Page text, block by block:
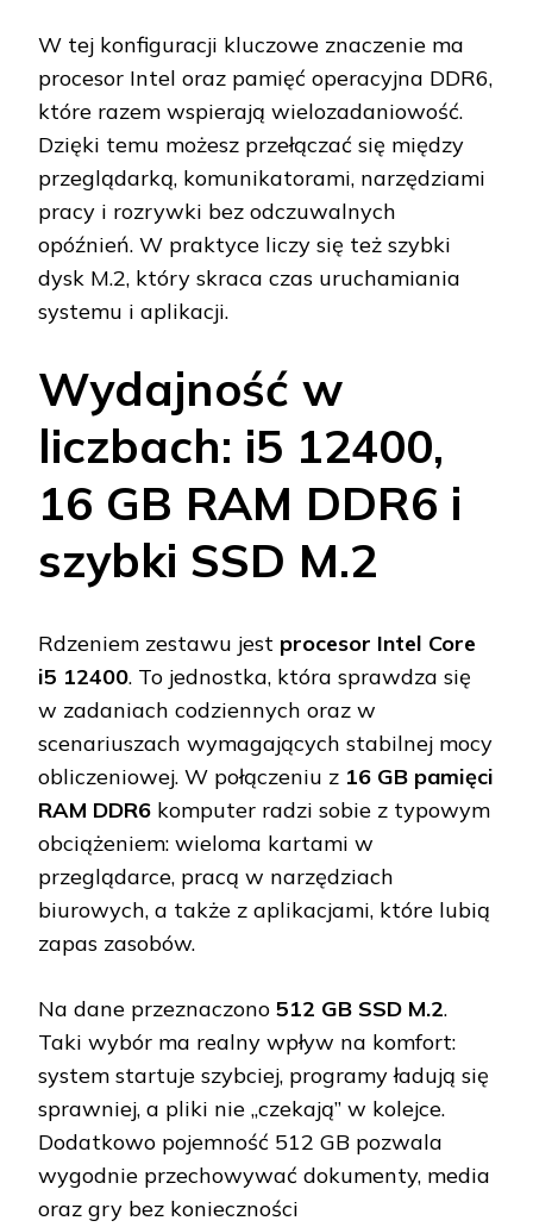
W tej konfiguracji kluczowe znaczenie ma
procesor Intel oraz pamięć operacyjna DDR6,
które razem wspierają wielozadaniowość.
Dzięki temu możesz przełączać się między
przeglądarką, komunikatorami, narzędziami
pracy i rozrywki bez odczuwalnych
opóźnień. W praktyce liczy się też szybki
dysk M.2, który skraca czas uruchamiania
systemu i aplikacji.
Wydajność w
liczbach: i5 12400,
16 GB RAM DDR6 i
szybki SSD M.2
Rdzeniem zestawu jest procesor Intel Core
i5 12400. To jednostka, która sprawdza się
w zadaniach codziennych oraz w
scenariuszach wymagających stabilnej mocy
obliczeniowej. W połączeniu z 16 GB pamięci
RAM DDR6 komputer radzi sobie z typowym
obciążeniem: wieloma kartami w
przeglądarce, pracą w narzędziach
biurowych, a także z aplikacjami, które lubią
zapas zasobów.
Na dane przeznaczono 512 GB SSD M.2.
Taki wybór ma realny wpływ na komfort:
system startuje szybciej, programy ładują się
sprawniej, a pliki nie „czekają” w kolejce.
Dodatkowo pojemność 512 GB pozwala
wygodnie przechowywać dokumenty, media
oraz gry bez konieczności